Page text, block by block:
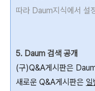
따라 Daum지식에서 설
5. Daum 검색 공개
(구)Q&A게시판은
새로운 Q&A게시판은